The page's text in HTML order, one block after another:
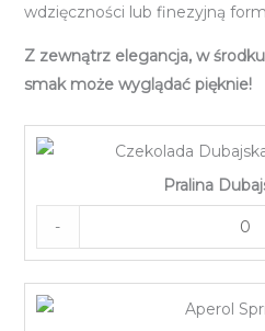
wdzięczności lub finezyjną
Z zewnątrz elegancja, w
smak może wyglądać pięknie!
Pralina
-